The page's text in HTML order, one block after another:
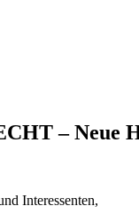
– Neue
Interessenten,